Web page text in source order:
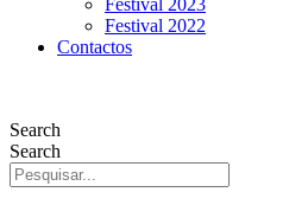
Festival 2023
Festival 2022
Contactos
Search
Search